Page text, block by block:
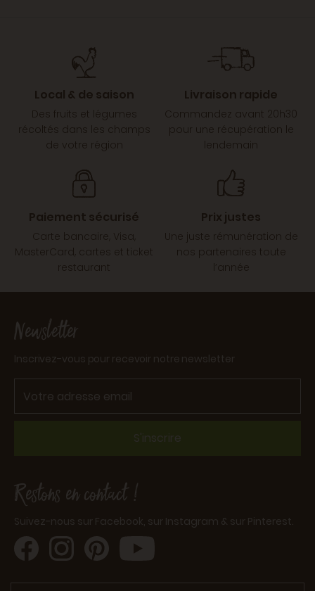
Local & de saison
Des fruits et légumes
récoltés dans les champs
de votre région
Livraison rapide
Commandez avant 20h30
pour une récupération le
lendemain
Paiement sécurisé
Carte bancaire, Visa,
MasterCard, cartes et ticket
restaurant
Prix justes
Une juste rémunération de
nos partenaires toute
l’année
Newsletter
Inscrivez-vous pour recevoir notre newsletter
S'inscrire
Restons en contact !
Suivez-nous sur Facebook, sur Instagram & sur Pinterest.